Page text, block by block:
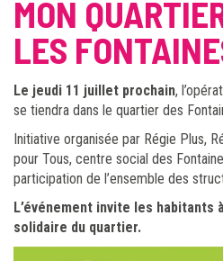
MON
LES
Le jeudi 11 juillet prochain,
se tiendra dans le quartier des
Initiative organisée par Régie Plus,
pour Tous, centre social des
participation de l’ensemble des
L’événement invite les habitants
solidaire du quartier.